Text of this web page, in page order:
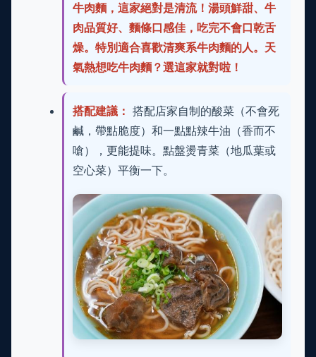
牛肉麵，這家絕對是清流！湯頭鮮甜、牛
肉品質好、麵條口感佳，吃完不會口乾舌
燥。特別適合喜歡清爽系牛肉麵的人。天
氣熱想吃牛肉麵？選這家就對啦！
搭配建議： 搭配店家自制的酸菜（不會死
鹹，帶點脆度）和一點點辣牛油（香而不
嗆），更能提味。點盤燙青菜（地瓜葉或
空心菜）平衡一下。